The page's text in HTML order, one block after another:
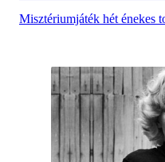
Misztériumjáték hét énekes